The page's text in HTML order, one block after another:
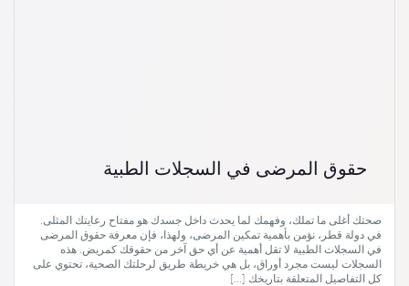
حقوق المرضى في السجلات الطبية
صحتك أغلى ما تملك، وفهمك لما يحدث داخل جسدك هو مفتاح رعايتك المثلى.
في دولة قطر، نؤمن بأهمية تمكين المرضى، ولهذا، فإن معرفة حقوق المرضى
في السجلات الطبية لا تقل أهمية عن أي حق آخر من حقوقك كمريض. هذه
السجلات ليست مجرد أوراق، بل هي خريطة طريق لرحلتك الصحية، تحتوي على
كل التفاصيل المتعلقة بتاريخك […]